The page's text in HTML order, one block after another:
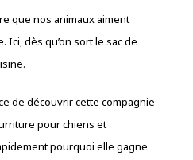
que nos animaux aiment
Ici, dès qu’on sort le sac de
de découvrir cette compagnie
pour chiens et
pourquoi elle gagne